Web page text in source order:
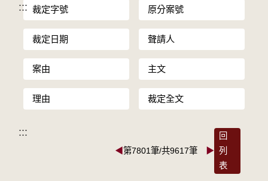
::: 裁定字號 原分案號
裁定日期 聲請人
案由 主文
理由 裁定全文
:::
◀第7801筆/共9617筆 ▶
回
列
表